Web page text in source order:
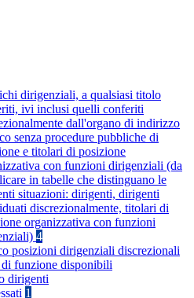
dirigenziali, a qualsiasi titolo
ivi inclusi quelli conferiti
dall'organo di indirizzo
senza procedure pubbliche di
e titolari di posizione
con funzioni dirigenziali (da
in tabelle che distinguano le
situazioni: dirigenti, dirigenti
discrezionalmente, titolari di
organizzativa con funzioni
4
posizioni dirigenziali discrezionali
di funzione disponibili
dirigenti
1